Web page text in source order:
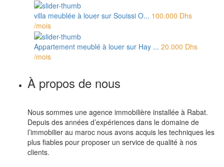
villa meublée à louer sur Souissi O... 100.000 Dhs
/mois
Appartement meublé à louer sur Hay ... 20.000 Dhs
/mois
À propos de nous
Nous sommes une agence immobilière installée à Rabat.
Depuis des années d’expériences dans le domaine de
l’immobilier au maroc nous avons acquis les techniques les
plus fiables pour proposer un service de qualité à nos
clients.